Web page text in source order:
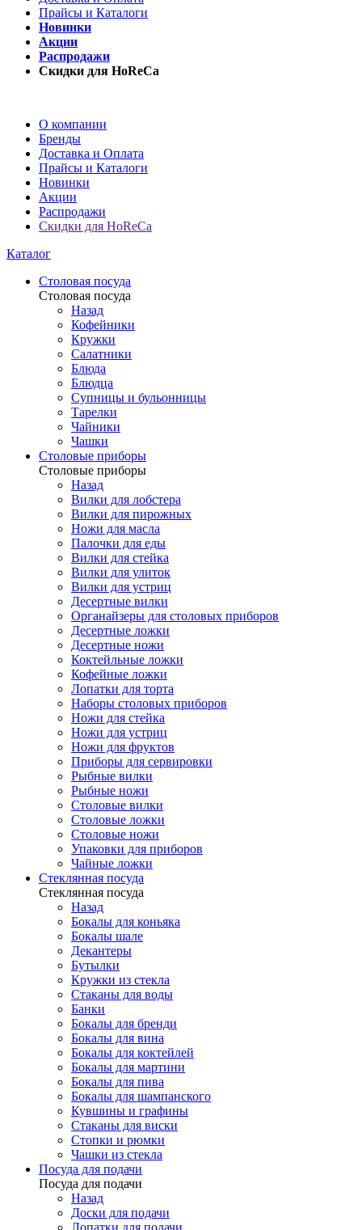
Прайсы и Каталоги
Новинки
Акции
Распродажи
Скидки для HoReCa
О компании
Бренды
Доставка и Оплата
Прайсы и Каталоги
Новинки
Акции
Распродажи
Скидки для HoReCa
Каталог
Столовая посуда
Столовая посуда
Назад
Кофейники
Кружки
Салатники
Блюда
Блюдца
Супницы и бульонницы
Тарелки
Чайники
Чашки
Cтоловые приборы
Cтоловые приборы
Назад
Вилки для лобстера
Вилки для пирожных
Ножи для масла
Палочки для еды
Вилки для стейка
Вилки для улиток
Вилки для устриц
Десертные вилки
Органайзеры для столовых приборов
Десертные ложки
Десертные ножи
Коктейльные ложки
Кофейные ложки
Лопатки для торта
Наборы столовых приборов
Ножи для стейка
Ножи для устриц
Ножи для фруктов
Приборы для сервировки
Рыбные вилки
Рыбные ножи
Столовые вилки
Столовые ложки
Столовые ножи
Упаковки для приборов
Чайные ложки
Стеклянная посуда
Стеклянная посуда
Назад
Бокалы для коньяка
Бокалы шале
Декантеры
Бутылки
Кружки из стекла
Стаканы для воды
Банки
Бокалы для бренди
Бокалы для вина
Бокалы для коктейлей
Бокалы для мартини
Бокалы для пива
Бокалы для шампанского
Кувшины и графины
Стаканы для виски
Стопки и рюмки
Чашки из стекла
Посуда для подачи
Посуда для подачи
Назад
Доски для подачи
Лопатки для подачи